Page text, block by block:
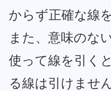
からず正確な線
また、意味のな
使って線を引く
る線は引けません